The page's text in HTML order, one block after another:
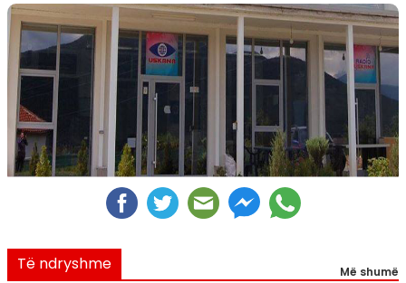
Të ndryshme Më shumë